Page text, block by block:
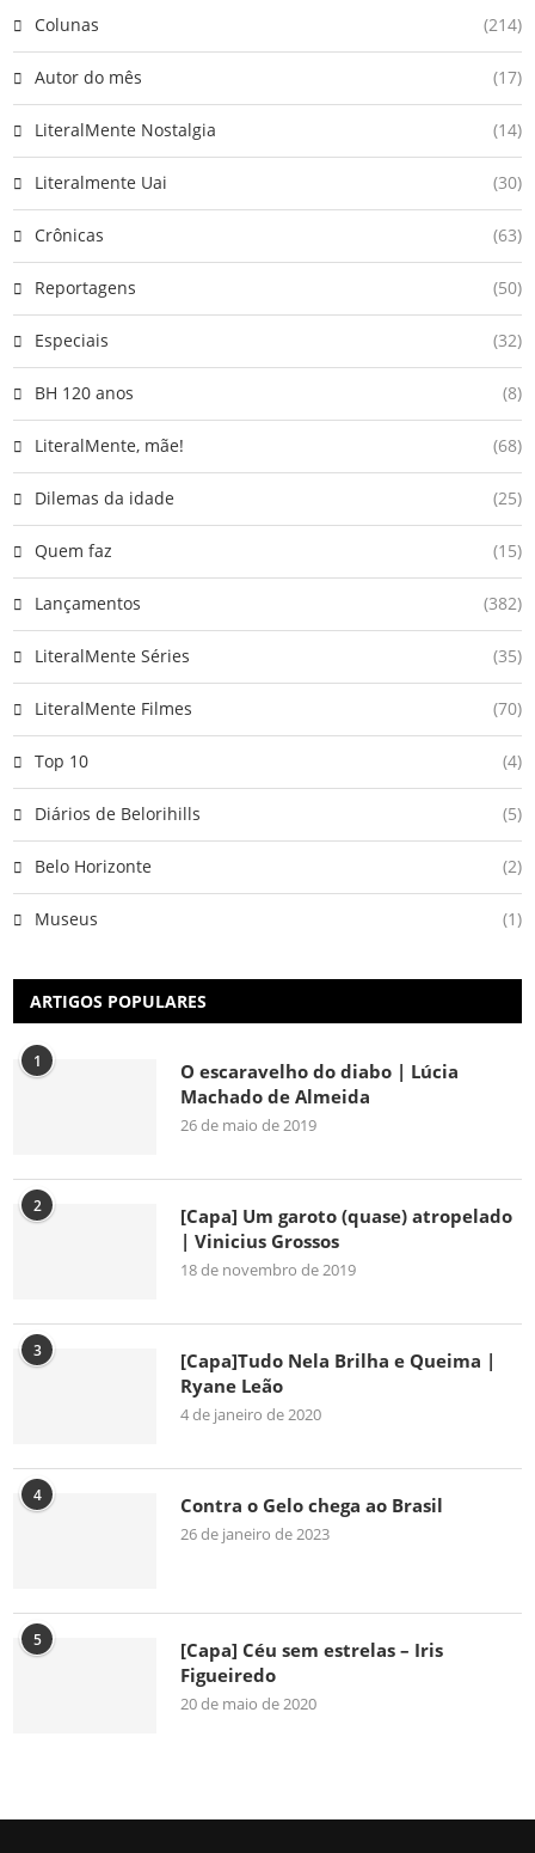
Colunas (214)
Autor do mês (17)
LiteralMente Nostalgia (14)
Literalmente Uai (30)
Crônicas (63)
Reportagens (50)
Especiais (32)
BH 120 anos (8)
LiteralMente, mãe! (68)
Dilemas da idade (25)
Quem faz (15)
Lançamentos (382)
LiteralMente Séries (35)
LiteralMente Filmes (70)
Top 10 (4)
Diários de Belorihills (5)
Belo Horizonte (2)
Museus (1)
ARTIGOS POPULARES
1
O escaravelho do diabo | Lúcia
Machado de Almeida
26 de maio de 2019
2
[Capa] Um garoto (quase) atropelado
| Vinicius Grossos
18 de novembro de 2019
3
[Capa]Tudo Nela Brilha e Queima |
Ryane Leão
4 de janeiro de 2020
4 Contra o Gelo chega ao Brasil
26 de janeiro de 2023
5
[Capa] Céu sem estrelas – Iris
Figueiredo
20 de maio de 2020